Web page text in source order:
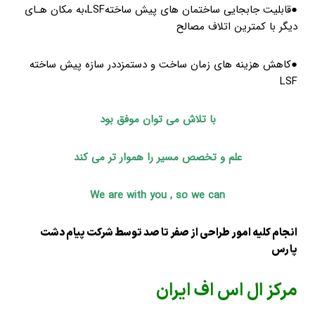
●قابلیت جابجایی ساختمان های پیش ساختهLSF،به مکان هـای
دیگر با کمترین اتلاف مصالح
●کاهش هزینه های زمان ساخت و دستمزددر سازه پیش ساخته
LSF
با تلاش می توان موفق بود
علم و تخصص مسیر را هموار تر می کند
We are with you , so we can
انجام کلیه امور طراحی از صفر تا صد توسط شرکتپیام دشت
پارس
مرکز ال اس اف ایران